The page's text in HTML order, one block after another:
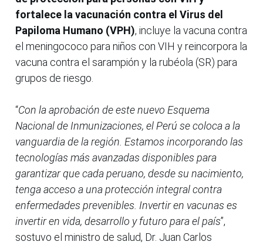
fortalece la vacunación contra el Virus del
Papiloma Humano (VPH), incluye la vacuna contra
el meningococo para niños con VIH y reincorpora la
vacuna contra el sarampión y la rubéola (SR) para
grupos de riesgo.
“Con la aprobación de este nuevo Esquema
Nacional de Inmunizaciones, el Perú se coloca a la
vanguardia de la región. Estamos incorporando las
tecnologías más avanzadas disponibles para
garantizar que cada peruano, desde su nacimiento,
tenga acceso a una protección integral contra
enfermedades prevenibles. Invertir en vacunas es
invertir en vida, desarrollo y futuro para el país”,
sostuvo el ministro de salud, Dr. Juan Carlos